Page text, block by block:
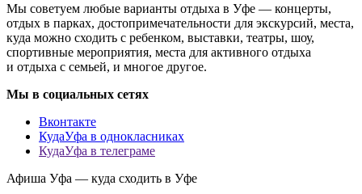
Мы советуем любые варианты отдыха в Уфе — концерты,
отдых в парках, достопримечательности для экскурсий, места,
куда можно сходить с ребенком, выставки, театры, шоу,
спортивные мероприятия, места для активного отдыха
и отдыха с семьей, и многое другое.
Мы в социальных сетях
Вконтакте
КудаУфа в однокласниках
КудаУфа в телеграме
Афиша Уфа — куда сходить в Уфе